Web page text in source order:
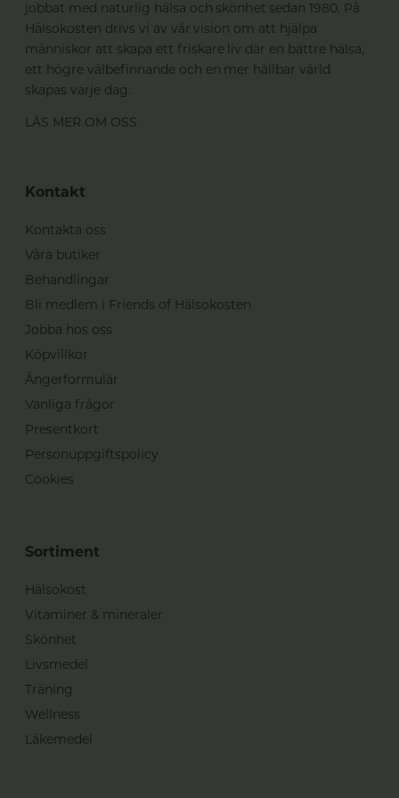
jobbat med naturlig hälsa och skönhet sedan 1980. På
Hälsokosten drivs vi av vår vision om att hjälpa
människor att skapa ett friskare liv där en bättre hälsa,
ett högre välbefinnande och en mer hållbar värld
skapas varje dag.
LÄS MER OM OSS
Kontakt
Kontakta oss
Våra butiker
Behandlingar
Bli medlem i Friends of Hälsokosten
Jobba hos oss
Köpvillkor
Ångerformulär
Vanliga frågor
Presentkort
Personuppgiftspolicy
Cookies
Sortiment
Hälsokost
Vitaminer & mineraler
Skönhet
Livsmedel
Träning
Wellness
Läkemedel